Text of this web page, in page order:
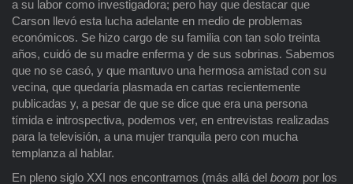
a su labor como investigadora; pero hay que destacar que
Carson llevó esta lucha adelante en medio de problemas
económicos. Se hizo cargo de su familia con tan solo treinta
años, cuidó de su madre enferma y de sus sobrinas. Sabemos
que no se casó, y que mantuvo una hermosa amistad con su
vecina, que quedaría plasmada en cartas recientemente
publicadas y, a pesar de que se dice que era una persona
tímida e introspectiva, podemos ver, en entrevistas realizadas
para la televisión, a una mujer tranquila pero con mucha
templanza al hablar.
En pleno siglo XXI nos encontramos (más allá del boom por los